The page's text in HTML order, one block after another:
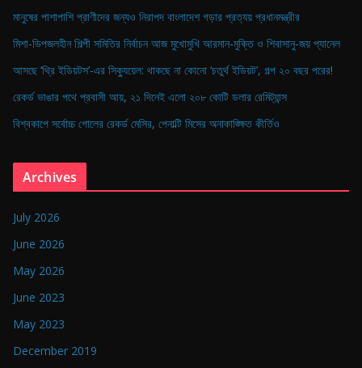
g
a
l
B
n
g
মানুষের পাশাপাশি প্রাণীদের জন্যও নিরাপদ বাংলাদেশ গড়ার প্রত্যয় প্রধানমন্ত্রীর
মিশা-ডিপজলহীন শিল্পী সমিতির নির্বাচন আজ মুখোমুখি আরমান-মুক্তি ও শিবাসানু-জয় প্যানেল
আসছে ‘থ্রি ইডিয়টস’-এর সিক্যুয়েল: থাকছে না কোনো ‘চতুর্থ ইডিয়ট’, গল্প ২০ বছর পরের!
রেকর্ড ভাঙার পথে প্রবাসী আয়, ২১ দিনেই এলো ২০৮ কোটি ডলার রেমিট্যান্স
বিশ্বকাপে সর্বোচ্চ গোলের রেকর্ড মেসির, পেনাল্টি মিসের অনাকাঙ্ক্ষিত কীর্তিও
Archives
July 2026
June 2026
May 2026
June 2023
May 2023
December 2019